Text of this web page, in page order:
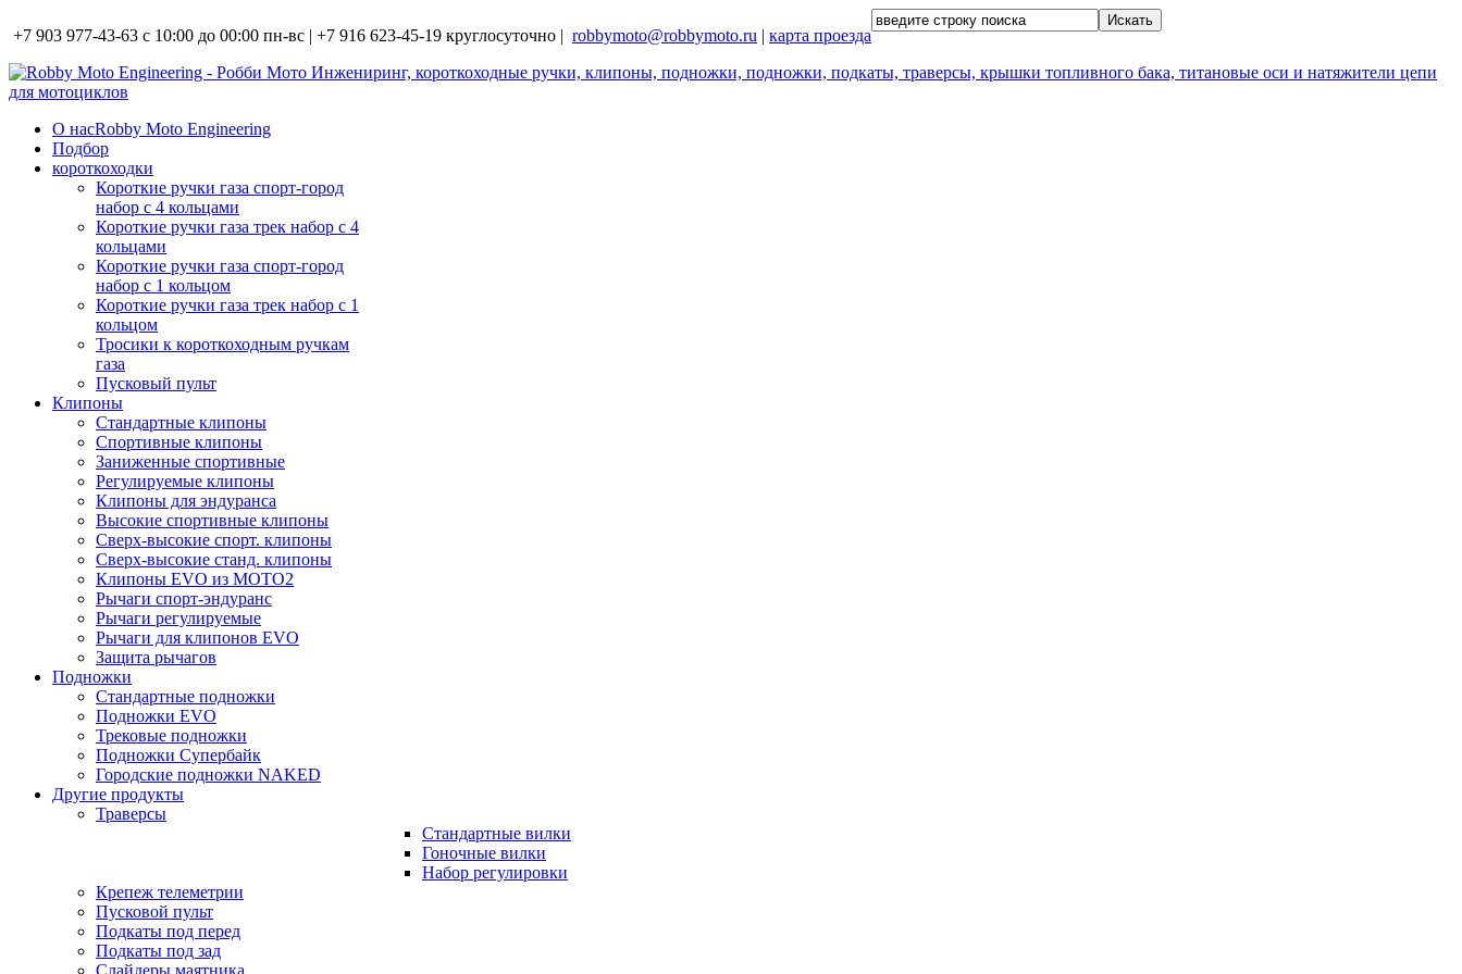
+7 903 977-43-63 с 10:00 до 00:00 пн-вс | +7 916 623-45-19 круглосуточно | robbymoto@robbymoto.ru | карта проезда
О насRobby Moto Engineering
Подбор
короткоходки
Короткие ручки газа спорт-город
набор с 4 кольцами
Короткие ручки газа трек набор с 4
кольцами
Короткие ручки газа спорт-город
набор с 1 кольцом
Короткие ручки газа трек набор с 1
кольцом
Тросики к короткоходным ручкам
газа
Пусковый пульт
Клипоны
Стандартные клипоны
Спортивные клипоны
Заниженные спортивные
Регулируемые клипоны
Клипоны для эндуранса
Высокие спортивные клипоны
Сверх-высокие спорт. клипоны
Сверх-высокие станд. клипоны
Клипоны EVO из MOTO2
Рычаги спорт-эндуранс
Рычаги регулируемые
Рычаги для клипонов EVO
Защита рычагов
Подножки
Стандартные подножки
Подножки EVO
Трековые подножки
Подножки Супербайк
Городские подножки NAKED
Другие продукты
Траверсы
Стандартные вилки
Гоночные вилки
Набор регулировки
Крепеж телеметрии
Пусковой пульт
Подкаты под перед
Подкаты под зад
Слайдеры маятника